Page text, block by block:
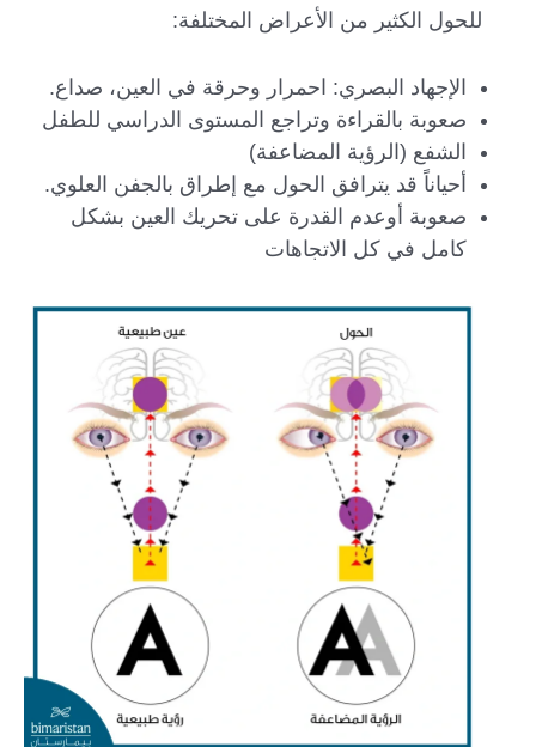
للحول الكثير من الأعراض المختلفة:
الإجهاد البصري: احمرار وحرقة في العين، صداع.
صعوبة بالقراءة وتراجع المستوى الدراسي للطفل
الشفع (الرؤية المضاعفة)
أحياناً قد يترافق الحول مع إطراق بالجفن العلوي.
صعوبة أوعدم القدرة على تحريك العين بشكل
كامل في كل الاتجاهات